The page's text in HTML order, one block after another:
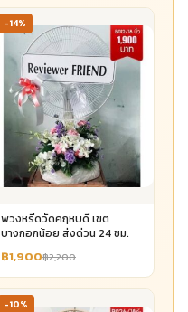
-14%
พวงหรีดวัดคฤหบดี เขต
บางกอกน้อย ส่งด่วน 24 ชม.
฿1,900฿2,200
-10%